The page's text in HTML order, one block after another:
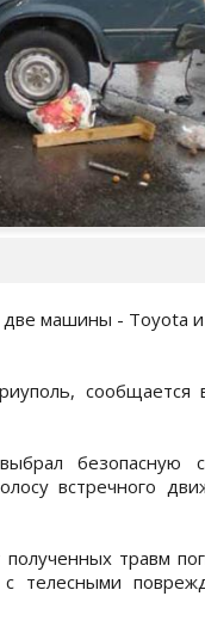
две машины - Toyota
сообщается
безопасную
встречного
травм
телесными